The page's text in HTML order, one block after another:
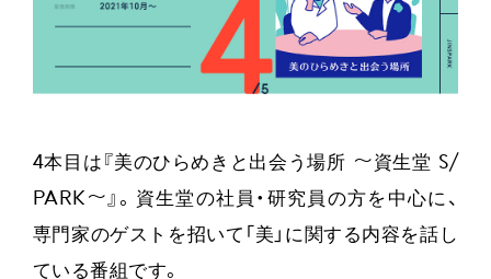
4本目は『美のひらめきと出会う場所 〜資生堂 S/
PARK〜』。資生堂の社員・研究員の方を中心に、
専門家のゲストを招いて「美」に関する内容を話し
ている番組です。